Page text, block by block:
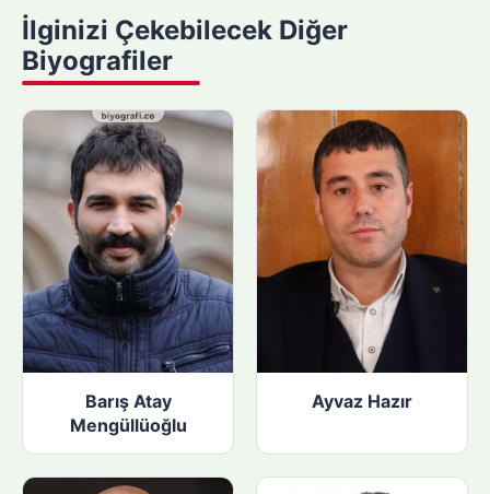
y
a
p
n
:
İlginizi Çekebilecek Diğer
Biyografiler
Barış Atay
Mengüllüoğlu
Ayvaz Hazır